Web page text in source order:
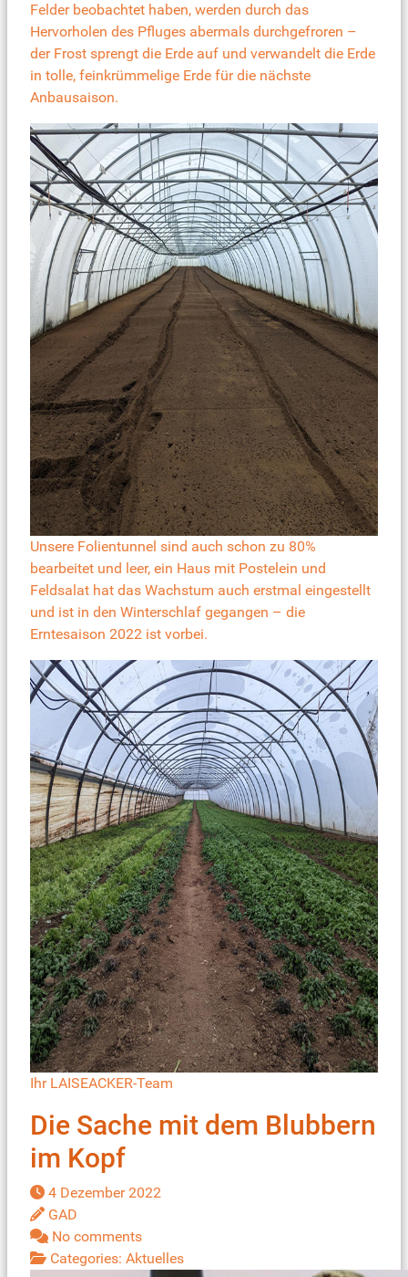
Felder beobachtet haben, werden durch das
Hervorholen des Pfluges abermals durchgefroren –
der Frost sprengt die Erde auf und verwandelt die Erde
in tolle, feinkrümmelige Erde für die nächste
Anbausaison.
Unsere Folientunnel sind auch schon zu 80%
bearbeitet und leer, ein Haus mit Postelein und
Feldsalat hat das Wachstum auch erstmal eingestellt
und ist in den Winterschlaf gegangen – die
Erntesaison 2022 ist vorbei.
Ihr LAISEACKER-Team
Die Sache mit dem Blubbern
im Kopf
4 Dezember 2022
GAD
No comments
Categories: Aktuelles